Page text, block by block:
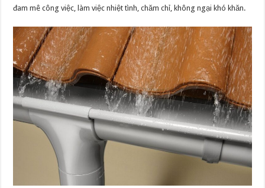
đam mê công việc, làm việc nhiệt tình, chăm chỉ, không ngại khó khăn.